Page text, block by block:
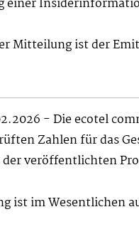
Mitteilung ist der
- Die ecotel
Zahlen für das
veröffentlichten
ist im Wesentlichen